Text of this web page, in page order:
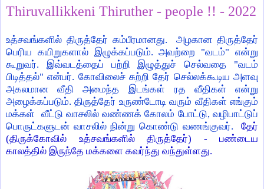
Thiruvallikkeni Thiruther - people !! - 2022
உத்சவங்களில் திருத்தேர் கம்பீரமானது. அழகான திருத்தேர்
பெரிய கயிறுகளால் இழுக்கப்படும். அவற்றை "வடம்" என்று
கூறுவர். இவ்வடத்தைப் பற்றி இழுத்துச் செல்வதை "வடம்
பிடித்தல்" என்பர். கோவிலைச் சுற்றி தேர் செல்லக்கூடிய அளவு
அகலமான வீதி அமைந்த இடங்கள் ரத வீதிகள் என்று
அழைக்கப்படும். திருத்தேர் உருண்டோடி வரும் வீதிகள் எங்கும்
மக்கள் வீட்டு வாசலில் வண்ணக் கோலம் போட்டு, வழிபாட்டுப்
பொருட்களுடன் வாசலில் நின்று கொண்டு வணங்குவர். தேர்
(திருக்கோவில் உத்சவங்களில் திருத்தேர்) - பண்டைய
காலத்தில் இருந்தே மக்களை கவர்ந்து வந்துள்ளது.